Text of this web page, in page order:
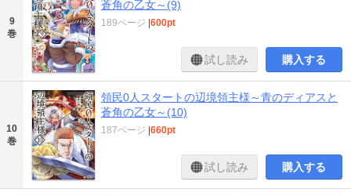
9
巻
蒼角の乙女～(9)
189ページ 600pt
試し読み 購入する
10
巻
領民0人スタートの辺境領主様～青のディアスと
蒼角の乙女～(10)
187ページ 660pt
試し読み 購入する